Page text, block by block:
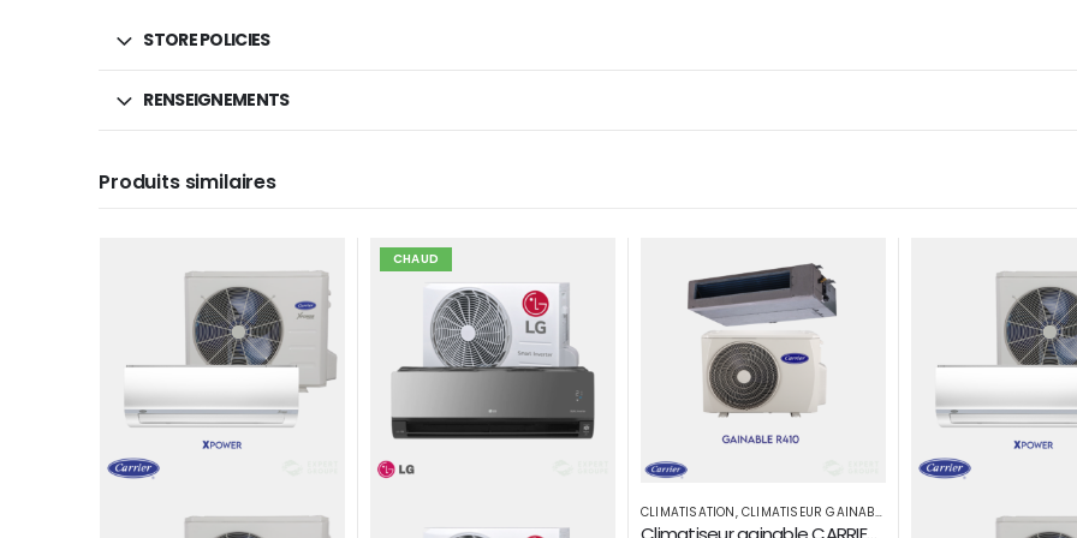
STORE POLICIES
RENSEIGNEMENTS
Produits similaires
CLIMATISATION,